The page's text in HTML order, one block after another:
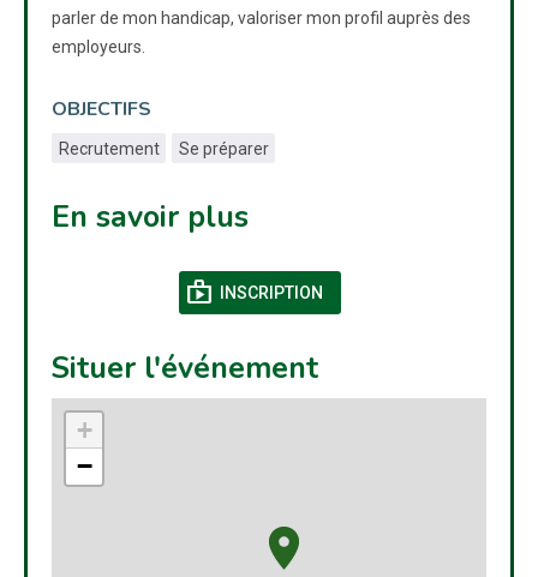
parler de mon handicap, valoriser mon profil auprès des
employeurs.
OBJECTIFS
Recrutement Se préparer
En savoir plus
shop INSCRIPTION
Situer l'événement
+
−